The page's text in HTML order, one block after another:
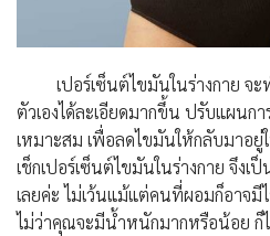
เปอร์เซ็นต์ไขมันในร่างกาย จะท
ตัวเองได้ละเอียดมากขึ้น ปรับแผนก
เหมาะสม เพื่อลดไขมันให้กลับมาอ
เช็กเปอร์เซ็นต์ไขมันในร่างกาย จึงเ
เลยค่ะ ไม่เว้นแม้แต่คนที่ผอมก็อาจมี
ไม่ว่าคุณจะมีน้ำหนักมากหรือน้อย ก็ไ